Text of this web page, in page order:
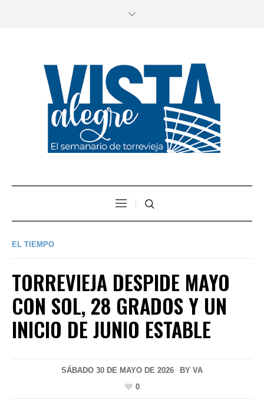
EL TIEMPO
TORREVIEJA DESPIDE MAYO
CON SOL, 28 GRADOS Y UN
INICIO DE JUNIO ESTABLE
SÁBADO 30 DE MAYO DE 2026 BY VA
0